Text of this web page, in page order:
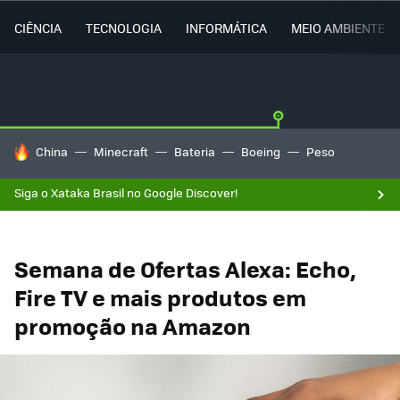
CIÊNCIA TECNOLOGIA INFORMÁTICA MEIO AMBIENTE
TENDÊNCIAS DO DIA
China Minecraft Bateria Boeing Peso
Siga o Xataka Brasil no Google Discover!
Semana de Ofertas Alexa: Echo,
Fire TV e mais produtos em
promoção na Amazon